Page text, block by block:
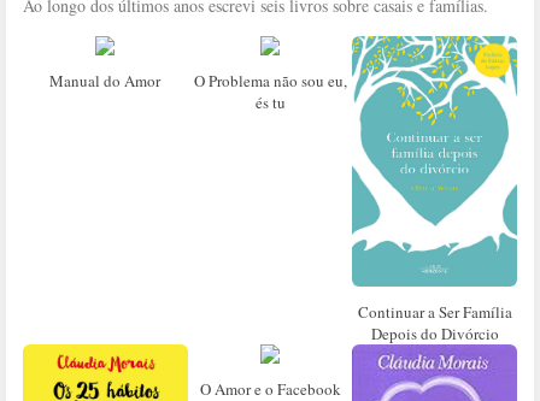
Ao longo dos últimos anos escrevi seis livros sobre casais e famílias.
Manual do Amor
O Problema não sou eu,
és tu
Continuar a Ser Família
Depois do Divórcio
O Amor e o Facebook